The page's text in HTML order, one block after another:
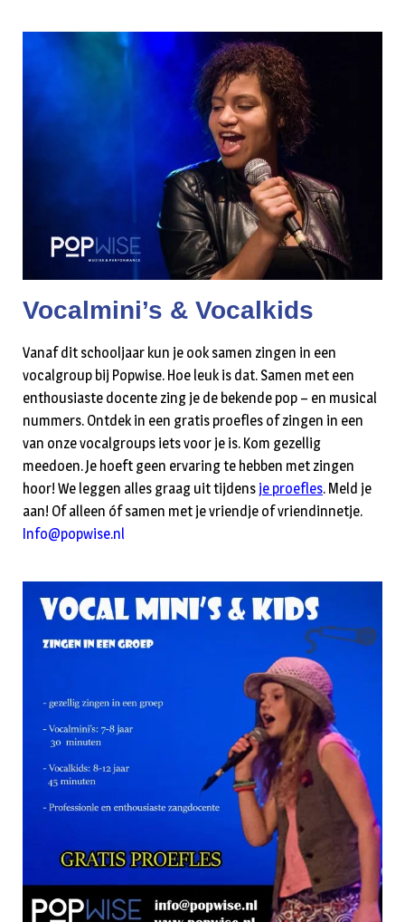
Vocalmini’s & Vocalkids
Vanaf dit schooljaar kun je ook samen zingen in een
vocalgroup bij Popwise. Hoe leuk is dat. Samen met een
enthousiaste docente zing je de bekende pop – en musical
nummers. Ontdek in een gratis proefles of zingen in een
van onze vocalgroups iets voor je is. Kom gezellig
meedoen. Je hoeft geen ervaring te hebben met zingen
hoor! We leggen alles graag uit tijdens je proefles. Meld je
aan! Of alleen óf samen met je vriendje of vriendinnetje.
Info@popwise.nl